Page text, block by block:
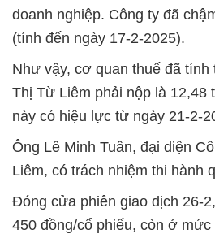
doanh nghiệp. Công ty đã
(tính đến ngày 17-2-2025).
Như vậy, cơ quan thuế đã
Thị Từ Liêm phải nộp là 12,48
này có hiệu lực từ ngày 21-2-
Ông Lê Minh Tuân, đại diện
Liêm, có trách nhiệm thi hành
Đóng cửa phiên giao dịch 26-
450 đồng/cổ phiếu, còn ở mức